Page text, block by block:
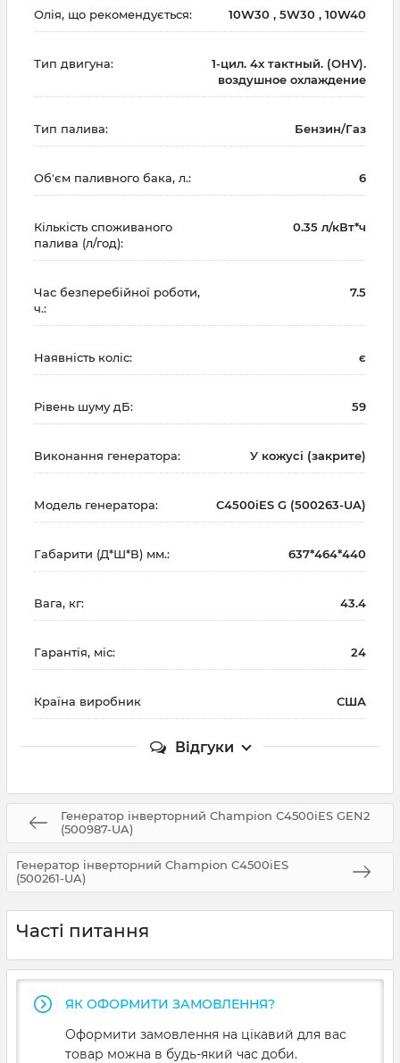
Олія, що рекомендується: 10W30 , 5W30 , 10W40
Тип двигуна:
1-цил. 4х тактный. (OHV).
воздушное охлаждение
Тип палива: Бензин/Газ
Об'єм паливного бака, л.: 6
Кількість споживаного
палива (л/год):
0.35 л/кВт*ч
Час безперебійної роботи,
ч.:
7.5
Наявність коліс: є
Рівень шуму дБ: 59
Виконання генератора: У кожусі (закрите)
Модель генератора: C4500iES G (500263-UA)
Габарити (Д*Ш*В) мм.: 637*464*440
Вага, кг: 43.4
Гарантія, міс: 24
Країна виробник США
Відгуки
Генератор інверторний Champion C4500iES GEN2
(500987-UA)
Генератор інверторний Champion C4500iES
(500261-UA)
Часті питання
ЯК ОФОРМИТИ ЗАМОВЛЕННЯ?
Оформити замовлення на цікавий для вас
товар можна в будь-який час доби.